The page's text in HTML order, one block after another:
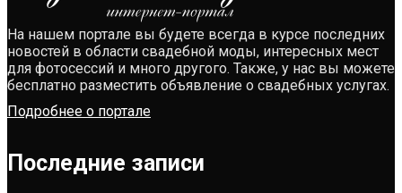
На нашем портале вы будете всегда в курсе последних
новостей в области свадебной моды, интересных мест
для фотосессий и много другого. Также, у нас вы можете
бесплатно разместить объявление о свадебных услугах.
Подробнее о портале
Последние записи